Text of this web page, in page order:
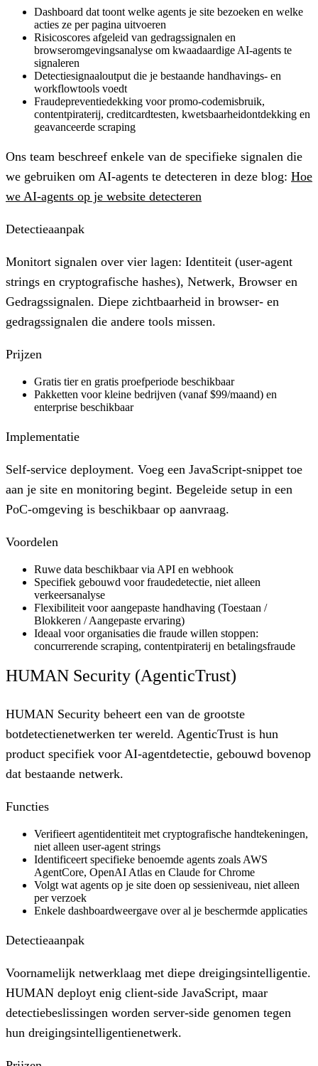
Dashboard dat toont welke agents je site bezoeken en welke
acties ze per pagina uitvoeren
Risicoscores afgeleid van gedragssignalen en
browseromgevingsanalyse om kwaadaardige AI-agents te
signaleren
Detectiesignaaloutput die je bestaande handhavings- en
workflowtools voedt
Fraudepreventiedekking voor promo-codemisbruik,
contentpiraterij, creditcardtesten, kwetsbaarheidontdekking en
geavanceerde scraping
Ons team beschreef enkele van de specifieke signalen die
we gebruiken om AI-agents te detecteren in deze blog: Hoe
we AI-agents op je website detecteren
Detectieaanpak
Monitort signalen over vier lagen: Identiteit (user-agent
strings en cryptografische hashes), Netwerk, Browser en
Gedragssignalen. Diepe zichtbaarheid in browser- en
gedragssignalen die andere tools missen.
Prijzen
Gratis tier en gratis proefperiode beschikbaar
Pakketten voor kleine bedrijven (vanaf $99/maand) en
enterprise beschikbaar
Implementatie
Self-service deployment. Voeg een JavaScript-snippet toe
aan je site en monitoring begint. Begeleide setup in een
PoC-omgeving is beschikbaar op aanvraag.
Voordelen
Ruwe data beschikbaar via API en webhook
Specifiek gebouwd voor fraudedetectie, niet alleen
verkeersanalyse
Flexibiliteit voor aangepaste handhaving (Toestaan /
Blokkeren / Aangepaste ervaring)
Ideaal voor organisaties die fraude willen stoppen:
concurrerende scraping, contentpiraterij en betalingsfraude
HUMAN Security (AgenticTrust)
HUMAN Security beheert een van de grootste
botdetectienetwerken ter wereld. AgenticTrust is hun
product specifiek voor AI-agentdetectie, gebouwd bovenop
dat bestaande netwerk.
Functies
Verifieert agentidentiteit met cryptografische handtekeningen,
niet alleen user-agent strings
Identificeert specifieke benoemde agents zoals AWS
AgentCore, OpenAI Atlas en Claude for Chrome
Volgt wat agents op je site doen op sessieniveau, niet alleen
per verzoek
Enkele dashboardweergave over al je beschermde applicaties
Detectieaanpak
Voornamelijk netwerklaag met diepe dreigingsintelligentie.
HUMAN deployt enig client-side JavaScript, maar
detectiebeslissingen worden server-side genomen tegen
hun dreigingsintelligentienetwerk.